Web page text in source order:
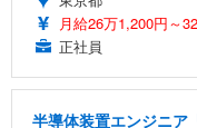
月給26万1,200円～
正社員
半導体装置エンジニア